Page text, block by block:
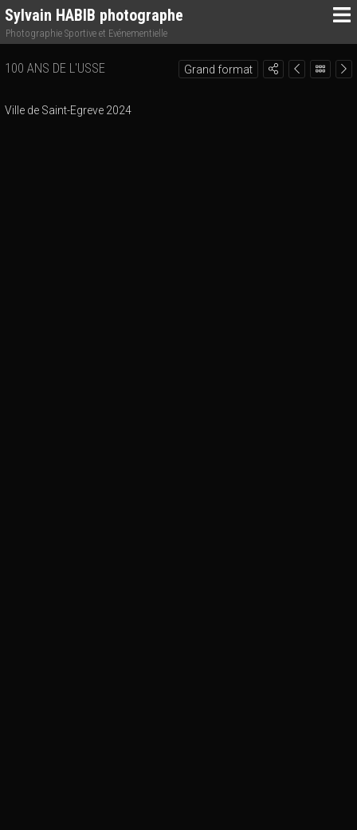
Sylvain HABIB photographe
Photographie Sportive et Evénementielle
Grand format
100 ANS DE L'USSE
Ville de Saint-Egreve 2024